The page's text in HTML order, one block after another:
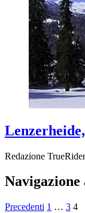
Redazione
Precedenti 1 … 3 4